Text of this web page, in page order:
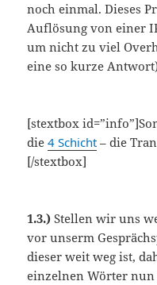
noch einmal. Dieses
Auflösung von einer
um nicht zu viel
eine so kurze
[stextbox
die4 Schicht – die
[/stextbox]
1.3.)Stellen wir uns
vor unserm
dieser weit weg ist,
einzelnen Wörter nun